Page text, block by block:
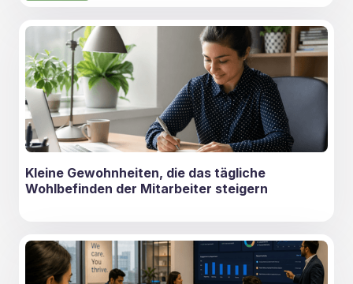
Kleine Gewohnheiten, die das tägliche
Wohlbefinden der Mitarbeiter steigern